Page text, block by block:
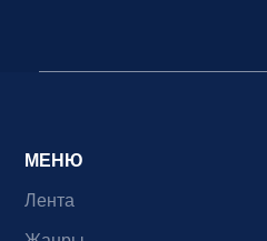
МЕНЮ
Лента